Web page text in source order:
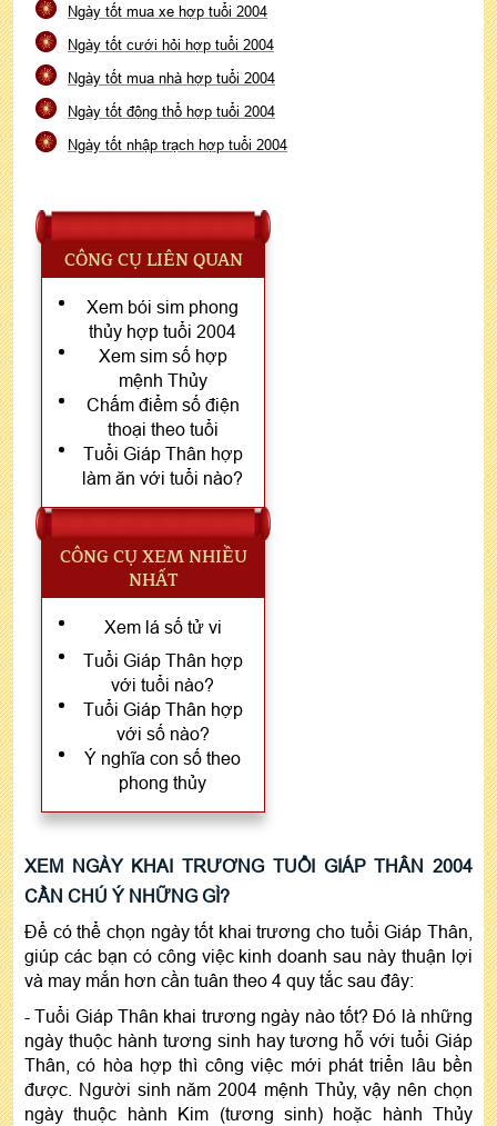
Ngày tốt mua xe hợp tuổi 2004
Ngày tốt cưới hỏi hợp tuổi 2004
Ngày tốt mua nhà hợp tuổi 2004
Ngày tốt động thổ hợp tuổi 2004
Ngày tốt nhập trạch hợp tuổi 2004
CÔNG CỤ LIÊN QUAN
Xem bói sim phong
thủy hợp tuổi 2004
Xem sim số hợp
mệnh Thủy
Chấm điểm số điện
thoại theo tuổi
Tuổi Giáp Thân hợp
làm ăn với tuổi nào?
CÔNG CỤ XEM NHIỀU
NHẤT
Xem lá số tử vi
Tuổi Giáp Thân hợp
với tuổi nào?
Tuổi Giáp Thân hợp
với số nào?
Ý nghĩa con số theo
phong thủy
XEM NGÀY KHAI TRƯƠNG TUỔI GIÁP THÂN 2004
CẦN CHÚ Ý NHỮNG GÌ?
Để có thể chọn ngày tốt khai trương cho tuổi Giáp Thân,
giúp các bạn có công việc kinh doanh sau này thuận lợi
và may mắn hơn cần tuân theo 4 quy tắc sau đây:
- Tuổi Giáp Thân khai trương ngày nào tốt? Đó là những
ngày thuộc hành tương sinh hay tương hỗ với tuổi Giáp
Thân, có hòa hợp thì công việc mới phát triển lâu bền
được. Người sinh năm 2004 mệnh Thủy, vậy nên chọn
ngày thuộc hành Kim (tương sinh) hoặc hành Thủy